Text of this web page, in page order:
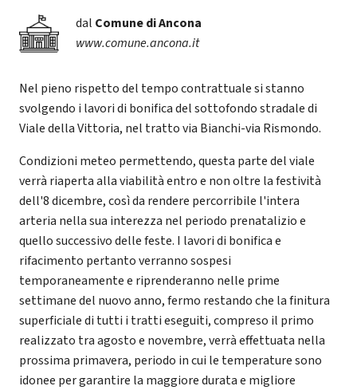
dal Comune di Ancona
www.comune.ancona.it
Nel pieno rispetto del tempo contrattuale si stanno
svolgendo i lavori di bonifica del sottofondo stradale di
Viale della Vittoria, nel tratto via Bianchi-via Rismondo.
Condizioni meteo permettendo, questa parte del viale
verrà riaperta alla viabilità entro e non oltre la festività
dell'8 dicembre, così da rendere percorribile l'intera
arteria nella sua interezza nel periodo prenatalizio e
quello successivo delle feste. I lavori di bonifica e
rifacimento pertanto verranno sospesi
temporaneamente e riprenderanno nelle prime
settimane del nuovo anno, fermo restando che la finitura
superficiale di tutti i tratti eseguiti, compreso il primo
realizzato tra agosto e novembre, verrà effettuata nella
prossima primavera, periodo in cui le temperature sono
idonee per garantire la maggiore durata e migliore